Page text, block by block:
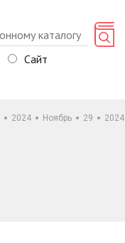
Сайт
2024 Ноябрь 29 2024